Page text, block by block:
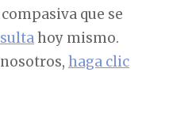
que se
hoy mismo.
haga clic